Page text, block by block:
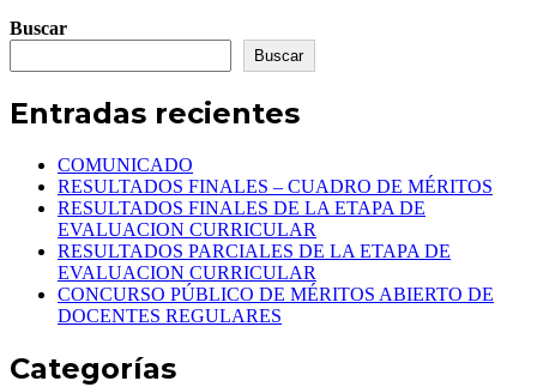
Buscar
Buscar
Entradas recientes
COMUNICADO
RESULTADOS FINALES – CUADRO DE MÉRITOS
RESULTADOS FINALES DE LA ETAPA DE
EVALUACION CURRICULAR
RESULTADOS PARCIALES DE LA ETAPA DE
EVALUACION CURRICULAR
CONCURSO PÚBLICO DE MÉRITOS ABIERTO DE
DOCENTES REGULARES
Categorías